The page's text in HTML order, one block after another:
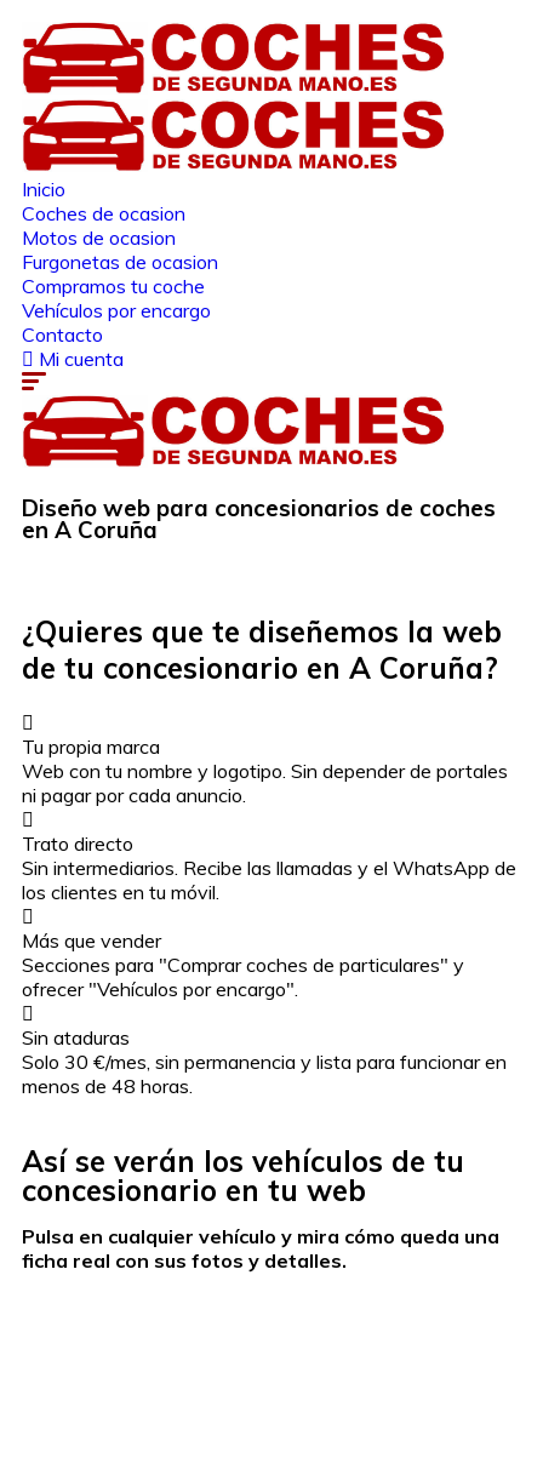
Inicio
Coches de ocasion
Motos de ocasion
Furgonetas de ocasion
Compramos tu coche
Vehículos por encargo
Contacto
Mi cuenta
Diseño web para concesionarios de coches
en A Coruña
¿Quieres que te diseñemos la web
de tu concesionario en A Coruña?
Tu propia marca
Web con tu nombre y logotipo. Sin depender de portales
ni pagar por cada anuncio.
Trato directo
Sin intermediarios. Recibe las llamadas y el WhatsApp de
los clientes en tu móvil.
Más que vender
Secciones para "Comprar coches de particulares" y
ofrecer "Vehículos por encargo".
Sin ataduras
Solo 30 €/mes, sin permanencia y lista para funcionar en
menos de 48 horas.
Así se verán los vehículos de tu
concesionario en tu web
Pulsa en cualquier vehículo y mira cómo queda una
ficha real con sus fotos y detalles.